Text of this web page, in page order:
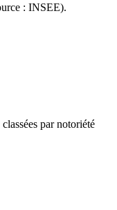
: INSEE).
classées par notoriété